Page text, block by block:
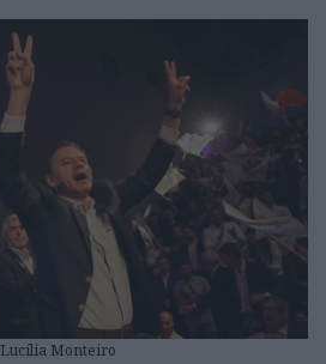
Lucília Monteiro